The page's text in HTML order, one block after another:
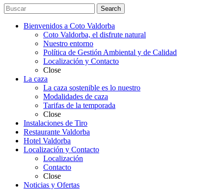
Search
Bienvenidos a Coto Valdorba
Coto Valdorba, el disfrute natural
Nuestro entorno
Política de Gestión Ambiental y de Calidad
Localización y Contacto
Close
La caza
La caza sostenible es lo nuestro
Modalidades de caza
Tarifas de la temporada
Close
Instalaciones de Tiro
Restaurante Valdorba
Hotel Valdorba
Localización y Contacto
Localización
Contacto
Close
Noticias y Ofertas